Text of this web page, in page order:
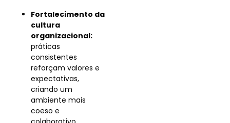
Fortalecimento da
cultura
organizacional:
práticas
consistentes
reforçam valores e
expectativas,
criando um
ambiente mais
coeso e